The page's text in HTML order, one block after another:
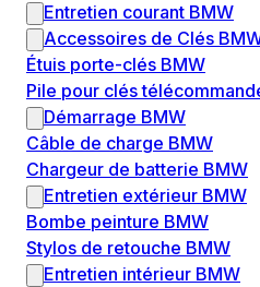
Entretien courant BMW
Accessoires de Clés
Étuis porte-clés BMW
Pile pour clés
Démarrage BMW
Câble de charge BMW
Chargeur de batterie BMW
Entretien extérieur BMW
Bombe peinture BMW
Stylos de retouche BMW
Entretien intérieur BMW